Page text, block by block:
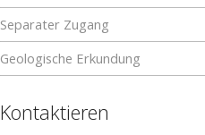
Separater Zugang
Geologische Erkundung
Kontaktieren